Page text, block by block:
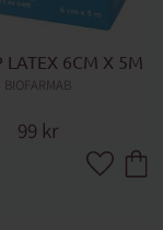
LATEX 6CM X 5M
BIOFARMAB
99 kr
Lägg till